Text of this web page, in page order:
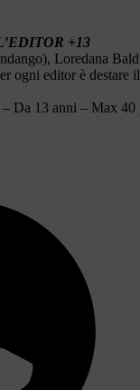
+13
Loredana
ogni editor è destare
Da 13 anni – Max 40